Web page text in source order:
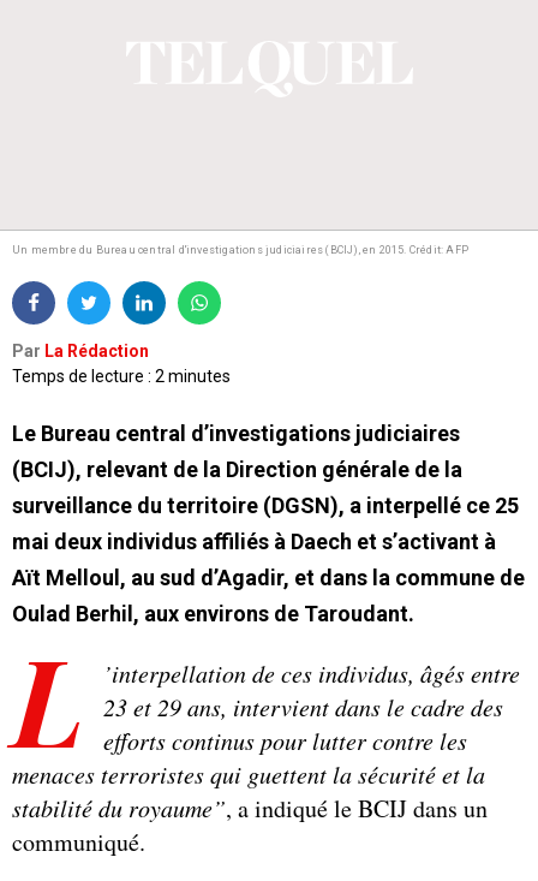
Un membre du Bureau central d'investigations judiciaires (BCIJ), en 2015. Crédit: AFP
Par La Rédaction
Temps de lecture : 2 minutes
Le Bureau central d’investigations judiciaires
(BCIJ), relevant de la Direction générale de la
surveillance du territoire (DGSN), a interpellé ce 25
mai deux individus affiliés à Daech et s’activant à
Aït Melloul, au sud d’Agadir, et dans la commune de
Oulad Berhil, aux environs de Taroudant.
L
’interpellation de ces individus, âgés entre
23 et 29 ans, intervient dans le cadre des
efforts continus pour lutter contre les
menaces terroristes qui guettent la sécurité et la
stabilité du royaume”, a indiqué le BCIJ dans un
communiqué.